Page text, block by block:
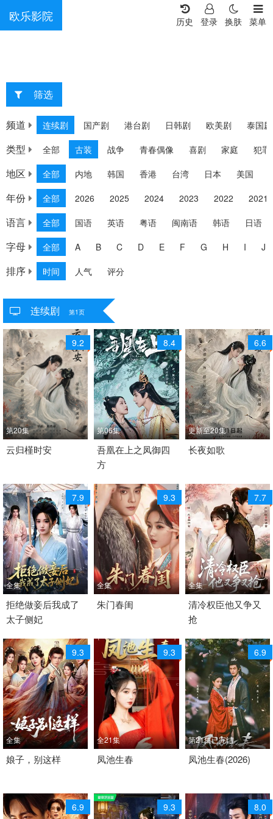
欧乐影院 菜单
换肤
登录
历史
筛选
频道 连续剧 国产剧 港台剧 日韩剧 欧美剧 泰国剧
类型 全部 古装 战争 青春偶像 喜剧 家庭 犯罪
地区 全部 内地 韩国 香港 台湾 日本 美国
年份 全部 2026 2025 2024 2023 2022 2021
语言 全部 国语 英语 粤语 闽南语 韩语 日语
字母 全部 A B C D E F G H I J
排序 时间 人气 评分
连续剧 第1页
9.2
第20集
2026 / 中国大陆 / 普通
古装 爱情 内地剧 大陆
云归槿时安
8.4
第06集
2026 / 中国大陆 / 汉语
普通话
爱情 短片 奇幻 古装 国
产
吾凰在上之凤御四
方
6.6
更新至20集
2026 / 中国大陆 / 汉语
短片 古装 国产
长夜如歌
7.9
全集
2026 / 中国大陆 /
短剧 古装仙侠 国产
拒绝做妾后我成了
太子侧妃
9.3
全集
2026 / 中国大陆 /
朱门春闺
7.7
全集
2026 / 中国大陆 /
短剧 古装仙侠 国产
清冷权臣他又争又
抢
9.3
全集
2026 / 中国大陆 /
娘子，别这样
9.3
全21集
2024 / 大陆 / 国语
凤池生春
6.9
第21集已完结
2026 / 中国大陆 / 普通
剧情 爱情 古装 内地
剧 国产
凤池生春(2026)
6.9 9.3 8.0